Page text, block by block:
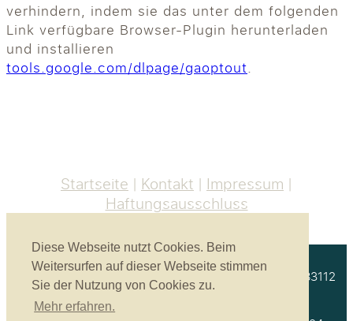
Diese Webseite nutzt Cookies. Beim
Weitersurfen auf dieser Webseite stimmen
Sie der Nutzung von Cookies zu.
Mehr erfahren.
verhindern, indem sie das unter dem folgenden
Link verfügbare Browser-Plugin herunterladen
und installieren
tools.google.com/dlpage/gaoptout.
Startseite Kontakt
Impressum
Haftungsausschluss
Akustikbau Heinrich GmbH | Unterprienmühle 4 a | 83112
Frasdorf